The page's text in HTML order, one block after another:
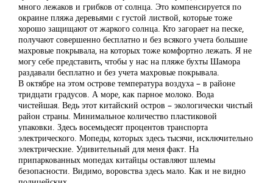
много лежаков и грибков от солнца. Это компенсируется по
окраине пляжа деревьями с густой листвой, которые тоже
хорошо защищают от жаркого солнца. Кто загорает на песке,
получают совершенно бесплатно и без всякого учета большие
махровые покрывала, на которых тоже комфортно лежать. Я не
могу себе представить, чтобы у нас на пляже бухты Шамора
раздавали бесплатно и без учета махровые покрывала.
В октябре на этом острове температура воздуха – в районе
тридцати градусов. А море, как парное молоко. Вода
чистейшая. Ведь этот китайский остров – экологически чистый
район страны. Минимальное количество пластиковой
упаковки. Здесь восемьдесят процентов транспорта
электрического. Мопеды, которых здесь тысячи, исключительно
электрические. Удивительный для меня факт. На
припаркованных мопедах китайцы оставляют шлемы
безопасности. Видимо, воровства здесь мало. Как и не видно